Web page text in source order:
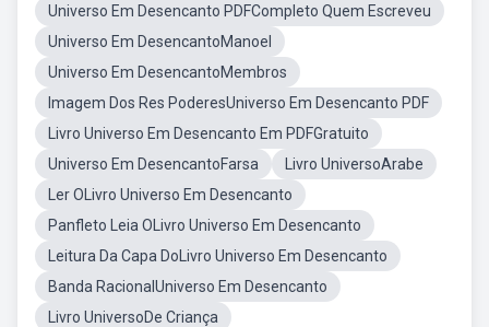
Universo Em Desencanto PDFCompleto Quem Escreveu
Universo Em DesencantoManoel
Universo Em DesencantoMembros
Imagem Dos Res PoderesUniverso Em Desencanto PDF
Livro Universo Em Desencanto Em PDFGratuito
Universo Em DesencantoFarsa
Livro UniversoArabe
Ler OLivro Universo Em Desencanto
Panfleto Leia OLivro Universo Em Desencanto
Leitura Da Capa DoLivro Universo Em Desencanto
Banda RacionalUniverso Em Desencanto
Livro UniversoDe Criança